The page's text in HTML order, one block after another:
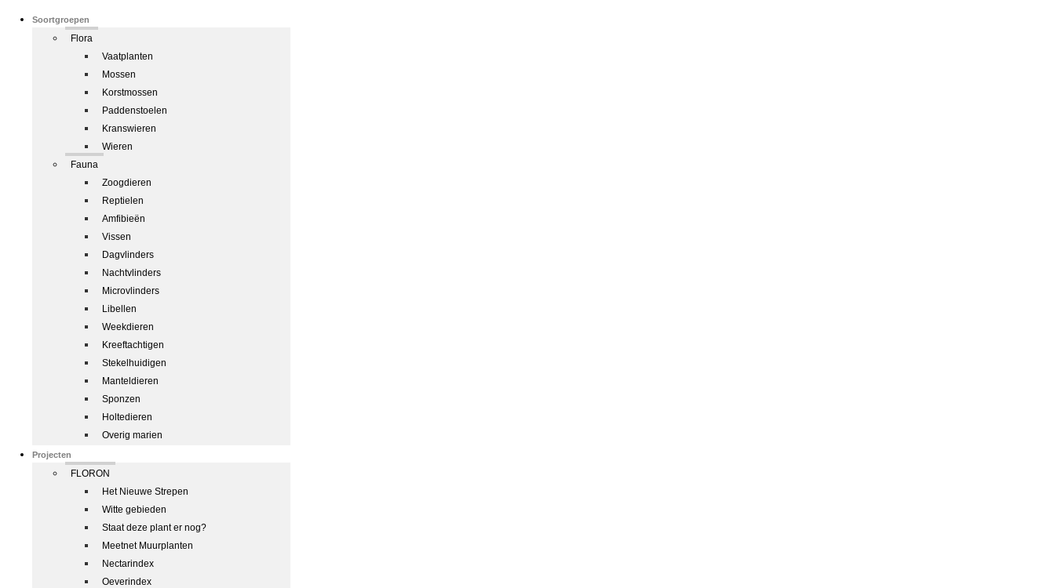
Soortgroepen
Flora
Vaatplanten
Mossen
Korstmossen
Paddenstoelen
Kranswieren
Wieren
Fauna
Zoogdieren
Reptielen
Amfibieën
Vissen
Dagvlinders
Nachtvlinders
Microvlinders
Libellen
Weekdieren
Kreeftachtigen
Stekelhuidigen
Manteldieren
Sponzen
Holtedieren
Overig marien
Projecten
FLORON
Het Nieuwe Strepen
Witte gebieden
Staat deze plant er nog?
Meetnet Muurplanten
Nectarindex
Oeverindex